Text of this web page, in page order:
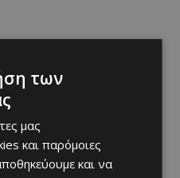
των
μας
και παρόμοιες
και να